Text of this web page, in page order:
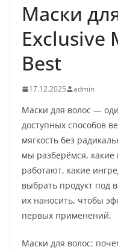
Маски
Exclusive
Best
17.12.2025 admin
Маски для волос —
доступных способов
мягкость без
мы разберёмся, какие
работают, какие
выбрать продукт под
их наносить, чтобы
первых применений.
Маски для волос: